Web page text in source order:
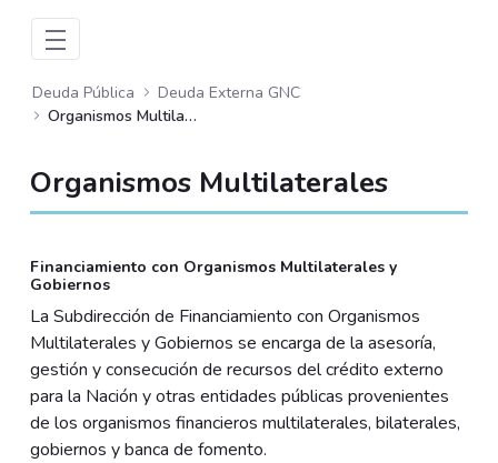
Deuda Pública
Deuda Externa GNC
Organismos Multilaterales
Organismos Multilaterales
Financiamiento con Organismos Multilaterales y
Gobiernos
La Subdirección de Financiamiento con Organismos
Multilaterales y Gobiernos se encarga de la asesoría,
gestión y consecución de recursos del crédito externo
para la Nación y otras entidades públicas provenientes
de los organismos financieros multilaterales, bilaterales,
gobiernos y banca de fomento.